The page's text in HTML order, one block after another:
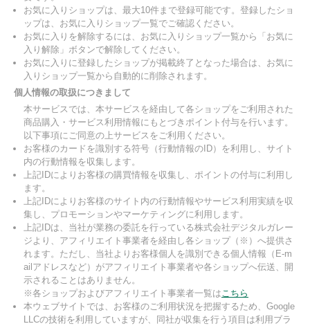
お気に入りショップは、最大10件まで登録可能です。登録したショ
ップは、お気に入りショップ一覧でご確認ください。
お気に入りを解除するには、お気に入りショップ一覧から「お気に
入り解除」ボタンで解除してください。
お気に入りに登録したショップが掲載終了となった場合は、お気に
入りショップ一覧から自動的に削除されます。
個人情報の取扱につきまして
本サービスでは、本サービスを経由して各ショップをご利用された
商品購入・サービス利用情報にもとづきポイント付与を行います。
以下事項にご同意の上サービスをご利用ください。
お客様のカードを識別する符号（行動情報のID）を利用し、サイト
内の行動情報を収集します。
上記IDによりお客様の購買情報を収集し、ポイントの付与に利用し
ます。
上記IDによりお客様のサイト内の行動情報やサービス利用実績を収
集し、プロモーションやマーケティングに利用します。
上記IDは、当社が業務の委託を行っている株式会社デジタルガレー
ジより、アフィリエイト事業者を経由し各ショップ（※）へ提供さ
れます。ただし、当社よりお客様個人を識別できる個人情報（E-m
ailアドレスなど）がアフィリエイト事業者や各ショップへ伝送、開
示されることはありません。
※各ショップおよびアフィリエイト事業者一覧はこちら
本ウェブサイトでは、お客様のご利用状況を把握するため、Google
LLCの技術を利用していますが、同社が収集を行う項目は利用ブラ